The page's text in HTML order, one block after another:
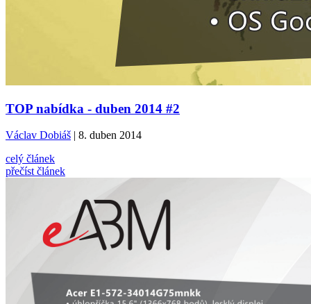
TOP nabídka - duben 2014 #2
Václav Dobiáš| 8. duben 2014
celý článek
přečíst článek